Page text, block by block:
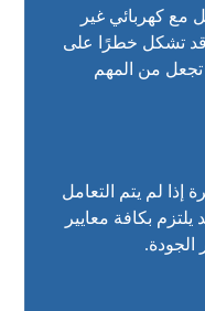
مع كهربائي غير
قد تشكل خطرًا على
من المهم
إذا لم يتم التعامل
بكافة معايير
الجودة.